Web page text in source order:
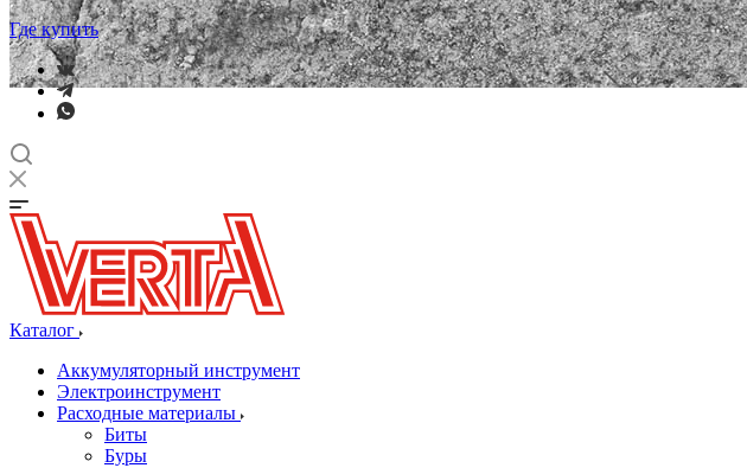
Где купить
Каталог
Аккумуляторный инструмент
Электроинструмент
Расходные материалы
Биты
Буры